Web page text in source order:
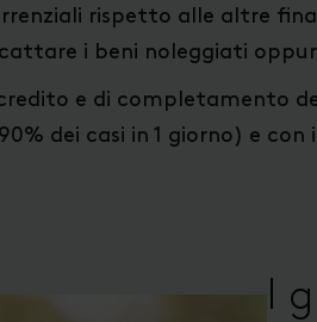
rispetto alle altre
i beni noleggiati
e di completamento
dei casi in 1 giorno) e
I